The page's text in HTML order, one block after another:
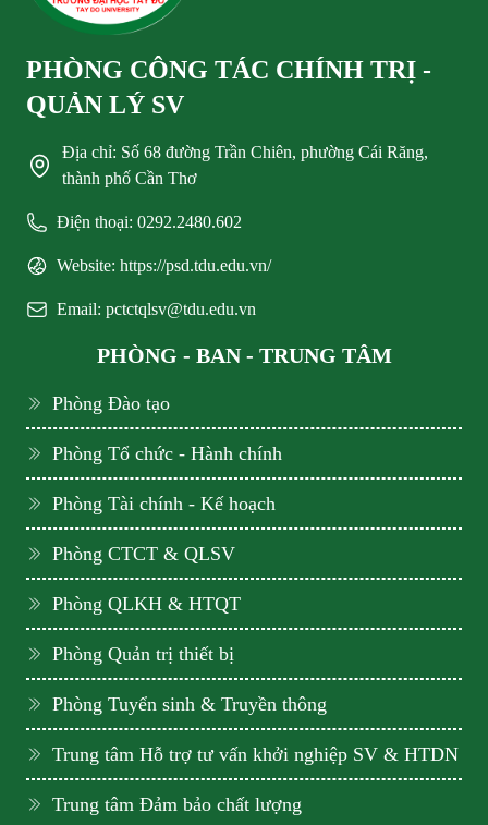
PHÒNG CÔNG TÁC CHÍNH TRỊ -
QUẢN LÝ SV
Địa chỉ: Số 68 đường Trần Chiên, phường Cái Răng,
thành phố Cần Thơ
Điện thoại: 0292.2480.602
Website: https://psd.tdu.edu.vn/
Email: pctctqlsv@tdu.edu.vn
PHÒNG - BAN - TRUNG TÂM
Phòng Đào tạo
Phòng Tổ chức - Hành chính
Phòng Tài chính - Kế hoạch
Phòng CTCT & QLSV
Phòng QLKH & HTQT
Phòng Quản trị thiết bị
Phòng Tuyển sinh & Truyền thông
Trung tâm Hỗ trợ tư vấn khởi nghiệp SV & HTDN
Trung tâm Đảm bảo chất lượng